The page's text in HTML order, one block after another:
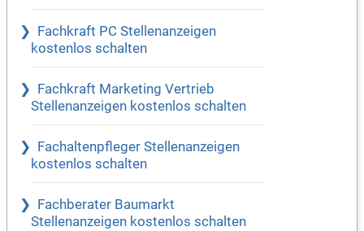
Fachkraft PC Stellenanzeigen
kostenlos schalten
Fachkraft Marketing Vertrieb
Stellenanzeigen kostenlos schalten
Fachaltenpfleger Stellenanzeigen
kostenlos schalten
Fachberater Baumarkt
Stellenanzeigen kostenlos schalten